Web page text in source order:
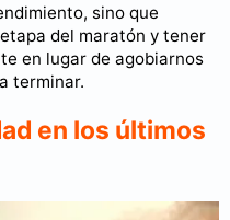
sino que
del maratón y tener
en lugar de agobiarnos
terminar.
en los últimos